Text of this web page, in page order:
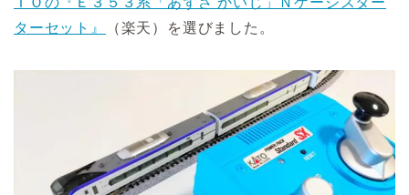
ターセット』
（楽天）を選びました。